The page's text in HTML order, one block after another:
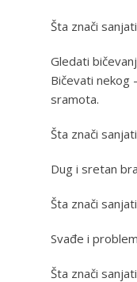
Šta znači
Gledati
Bičevati nekog
sramota.
Šta znači
Dug i sretan
Šta znači
Svađe i
Šta znači